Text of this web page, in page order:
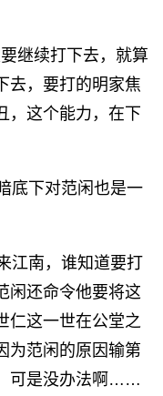
继续打下去，就算
去，要打的明家焦
，这个能力，在下
底下对范闲也是一
江南，谁知道要打
还命令他要将这
这一世在公堂之
为范闲的原因输第
可是没办法啊……